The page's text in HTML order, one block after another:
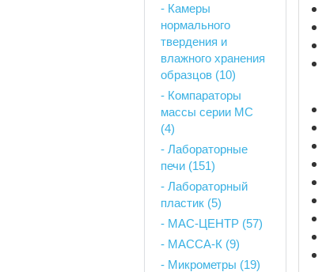
- Камеры
нормального
твердения и
влажного хранения
образцов (10)
- Компараторы
массы серии MC
(4)
- Лабораторные
печи (151)
- Лабораторный
пластик (5)
- МАС-ЦЕНТР (57)
- МАССА-К (9)
- Микрометры (19)